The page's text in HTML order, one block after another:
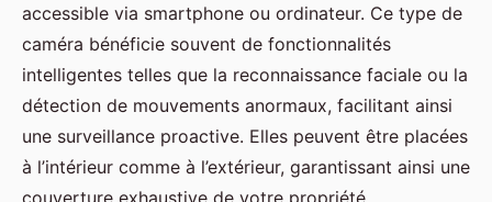
accessible via smartphone ou ordinateur. Ce type de
caméra bénéficie souvent de fonctionnalités
intelligentes telles que la reconnaissance faciale ou la
détection de mouvements anormaux, facilitant ainsi
une surveillance proactive. Elles peuvent être placées
à l’intérieur comme à l’extérieur, garantissant ainsi une
couverture exhaustive de votre propriété.